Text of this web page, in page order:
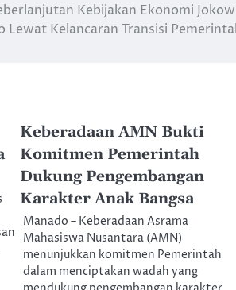
Kebijakan Ekonomi
Lewat Kelancaran Transisi
Keberadaan AMN Bukti
Komitmen Pemerintah
Dukung Pengembangan
Karakter Anak Bangsa
Manado – Keberadaan Asrama
Mahasiswa Nusantara (AMN)
menunjukkan komitmen Pemerintah
dalam menciptakan wadah yang